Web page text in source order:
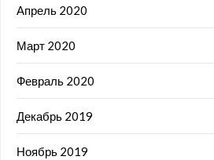
Апрель 2020
Март 2020
Февраль 2020
Декабрь 2019
Ноябрь 2019